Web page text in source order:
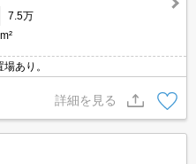
7.5万
あり。
詳細を見る